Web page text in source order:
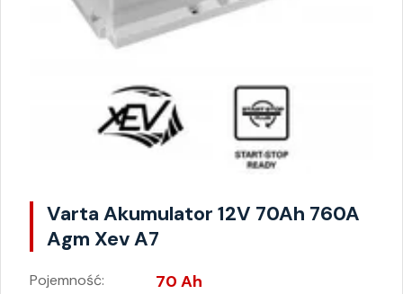
Varta Akumulator 12V 70Ah 760A
Agm Xev A7
Pojemność: 70 Ah